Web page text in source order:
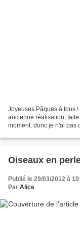
Joyeuses Pâques à tous
ancienne réalisation,
moment, donc je n'ai pas
Oiseaux en
Publié le 29/03/2012 à
Par Alice